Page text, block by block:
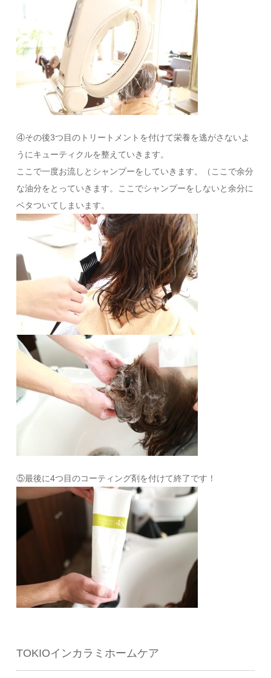
④その後3つ目のトリートメントを付けて栄養を逃がさないよ
うにキューティクルを整えていきます。
ここで一度お流しとシャンプーをしていきます。（ここで余分
な油分をとっていきます。ここでシャンプーをしないと余分に
ベタついてしまいます。
⑤最後に4つ目のコーティング剤を付けて終了です！
TOKIOインカラミホームケア